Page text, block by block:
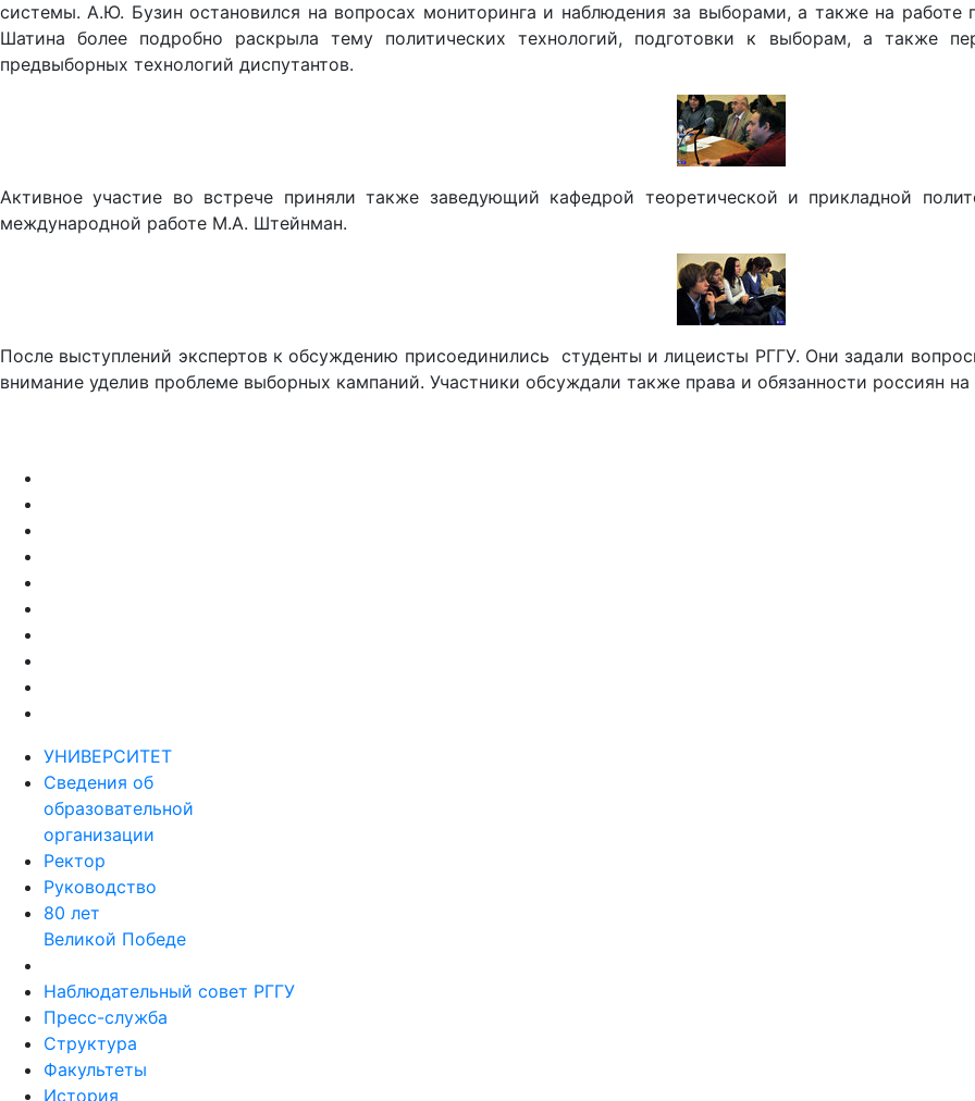
системы. А.Ю. Бузин остановился на вопросах мониторинга и наблюдения за выборами, а также на работе
Шатина более подробно раскрыла тему политических технологий, подготовки к выборам, а также
предвыборных технологий диспутантов.
Активное участие во встрече приняли также заведующий кафедрой теоретической и прикладной
международной работе М.А. Штейнман.
После выступлений экспертов к обсуждению присоединились студенты и лицеисты РГГУ. Они задали
внимание уделив проблеме выборных кампаний. Участники обсуждали также права и обязанности россиян
УНИВЕРСИТЕТ
Сведения об
образовательной
организации
Ректор
Руководство
80 лет
Великой Победе
Наблюдательный совет РГГУ
Пресс-служба
Структура
Факультеты
История